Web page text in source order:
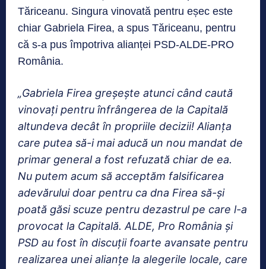
Tăriceanu. Singura vinovată pentru eșec este
chiar Gabriela Firea, a spus Tăriceanu, pentru
că s-a pus împotriva alianței PSD-ALDE-PRO
România.
„Gabriela Firea greșește atunci când caută
vinovați pentru înfrângerea de la Capitală
altundeva decât în propriile decizii! Alianța
care putea să-i mai aducă un nou mandat de
primar general a fost refuzată chiar de ea.
Nu putem acum să acceptăm falsificarea
adevărului doar pentru ca dna Firea să-și
poată găsi scuze pentru dezastrul pe care l-a
provocat la Capitală. ALDE, Pro România și
PSD au fost în discuții foarte avansate pentru
realizarea unei alianțe la alegerile locale, care